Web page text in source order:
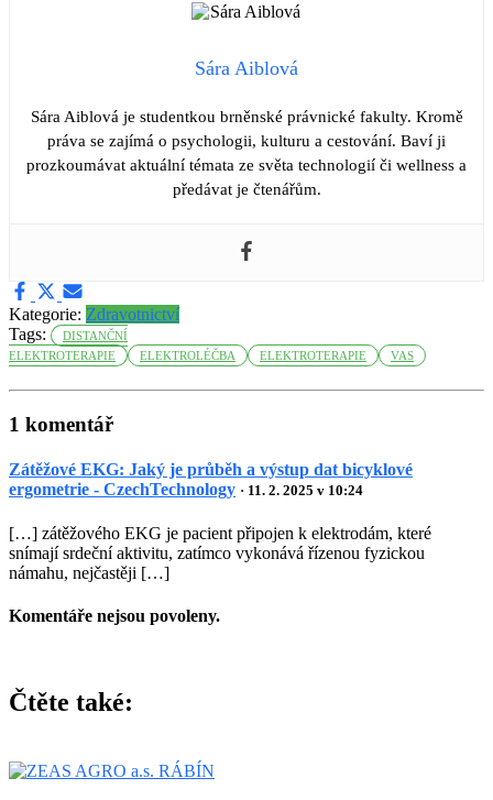
Sára Aiblová
Sára Aiblová je studentkou brněnské právnické fakulty. Kromě
práva se zajímá o psychologii, kulturu a cestování. Baví ji
prozkoumávat aktuální témata ze světa technologií či wellness a
předávat je čtenářům.
Kategorie: Zdravotnictví
Tags:
DISTANČNÍ
ELEKTROTERAPIE
ELEKTROLÉČBA ELEKTROTERAPIE VAS
1 komentář
Zátěžové EKG: Jaký je průběh a výstup dat bicyklové
ergometrie - CzechTechnology · 11. 2. 2025 v 10:24
[…] zátěžového EKG je pacient připojen k elektrodám, které
snímají srdeční aktivitu, zatímco vykonává řízenou fyzickou
námahu, nejčastěji […]
Komentáře nejsou povoleny.
Čtěte také: